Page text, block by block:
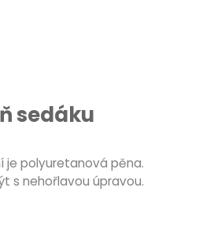
sedáku
je polyuretanová pěna.
s nehořlavou úpravou.